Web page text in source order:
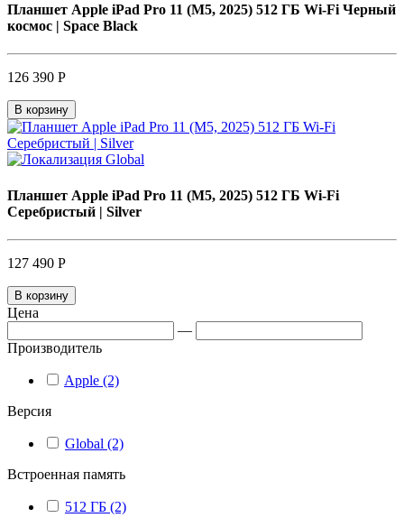
Планшет Apple iPad Pro 11 (M5, 2025) 512 ГБ Wi-Fi Черный
космос | Space Black
126 390 Р
В корзину
Планшет Apple iPad Pro 11 (M5, 2025) 512 ГБ Wi-Fi
Серебристый | Silver
127 490 Р
В корзину
Цена
—
Производитель
Apple (2)
Версия
Global (2)
Встроенная память
512 ГБ (2)